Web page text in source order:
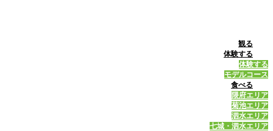
観る
体験する
体験する
モデルコース
食べる
隈府エリア
菊池エリア
泗水エリア
七城・泗水エリア